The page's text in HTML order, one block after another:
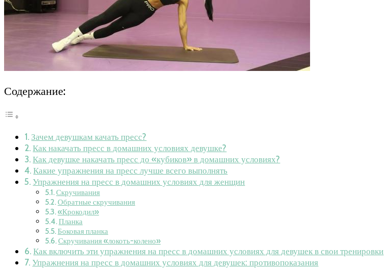
Содержание:
Зачем девушкам качать пресс?
Как накачать пресс в домашних условиях девушке?
Как девушке накачать пресс до «кубиков» в домашних условиях?
Какие упражнения на пресс лучше всего выполнять
Упражнения на пресс в домашних условиях для женщин
Скручивания
Обратные скручивания
«Крокодил»
Планка
Боковая планка
Скручивания «локоть-колено»
Как включить эти упражнения на пресс в домашних условиях для девушек в свои тренировки
Упражнения на пресс в домашних условиях для девушек: противопоказания